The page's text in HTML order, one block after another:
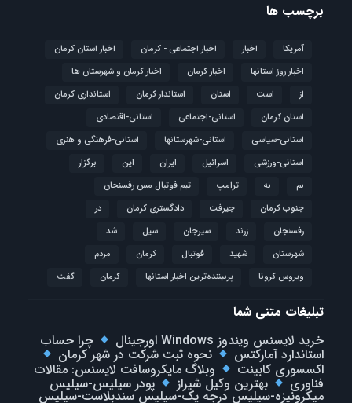
برچسب ها
آمریکا اخبار اخبار اجتماعی - کرمان
اخبار استان کرمان
اخبار روز استانها
اخبار کرمان
اخبار کرمان و شهرستان ها
از
است استان استاندار کرمان
استانداری کرمان
استان کرمان
استانی-اجتماعی
استانی-اقتصادی
استانی-سیاسی
استانی-شهرستانها
استانی-فرهنگی و هنری
استانی-ورزشی
اسرائیل ایران این
برگزار
بم
به ترامپ
تیم فوتبال مس رفسنجان
جنوب کرمان
جیرفت دادگستری کرمان
در
رفسنجان
زرند سیرجان سیل
شد
شهرستان
شهید فوتبال كرمان
مردم
ویروس کرونا
پربیننده‌ترین اخبار استانها کرمان گفت
تبلیغات متنی شما
خرید لایسنس ویندوز Windows اورجینال
چرا حساب
استاندارد آمارکتس نحوه ثبت شرکت در شهر کرمان
اکسسوری کابینت وبلاگ مایکروسافت لایسنس: مقالات
فناوری بهترین وکیل شیراز پودر سیلیس-سیلیس
میکرونیزه-سیلیس درجه یک-سیلیس سندبلاست-سیلیس